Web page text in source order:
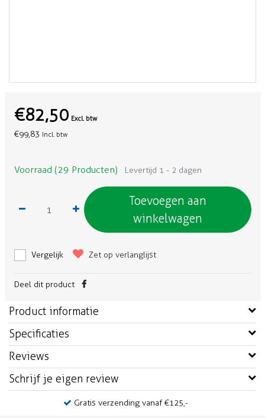
€82,50 Excl. btw
€99,83 Incl. btw
Voorraad (29 Producten) Levertijd 1 - 2 dagen
Toevoegen aan
winkelwagen
Vergelijk Zet op verlanglijst
Deel dit product
Product informatie
Specificaties
Reviews
Schrijf je eigen review
Gratis verzending vanaf €125,-